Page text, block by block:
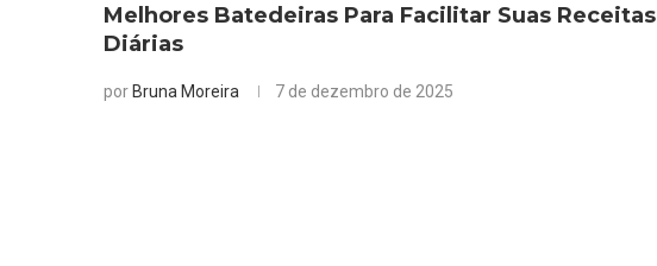
Melhores Batedeiras Para Facilitar Suas Receitas
Diárias
por Bruna Moreira 7 de dezembro de 2025